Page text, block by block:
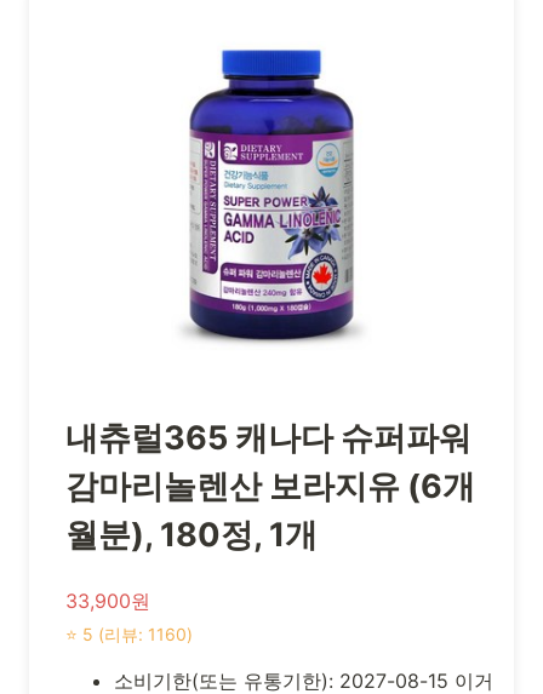
내츄럴365 캐나다 슈퍼파워
감마리놀렌산 보라지유 (6개
월분), 180정, 1개
33,900원
⭐ 5 (리뷰: 1160)
소비기한(또는 유통기한): 2027-08-15 이거